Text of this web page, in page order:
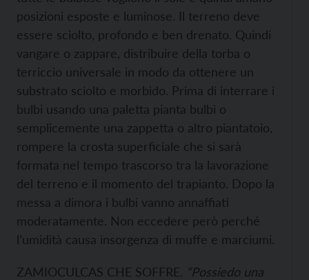
posizioni esposte e luminose. Il terreno deve
essere sciolto, profondo e ben drenato. Quindi
vangare o zappare, distribuire della torba o
terriccio universale in modo da ottenere un
substrato sciolto e morbido. Prima di interrare i
bulbi usando una paletta pianta bulbi o
semplicemente una zappetta o altro piantatoio,
rompere la crosta superficiale che si sarà
formata nel tempo trascorso tra la lavorazione
del terreno e il momento del trapianto. Dopo la
messa a dimora i bulbi vanno annaffiati
moderatamente. Non eccedere però perché
l’umidità causa insorgenza di muffe e marciumi.
ZAMIOCULCAS CHE SOFFRE. “Possiedo una